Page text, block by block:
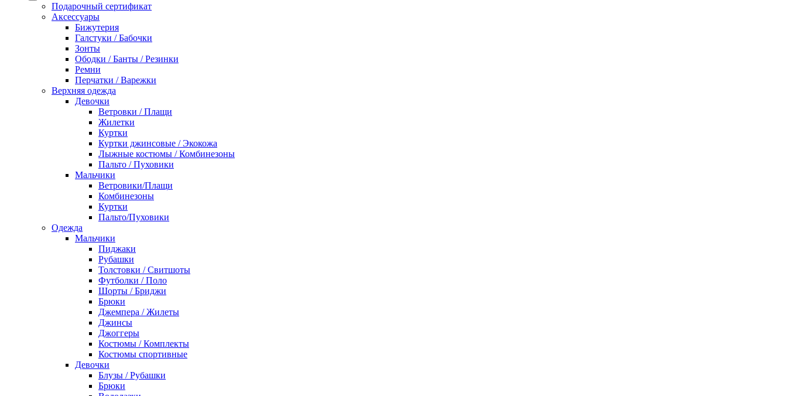
Подарочный сертификат
Аксессуары
Бижутерия
Галстуки / Бабочки
Зонты
Ободки / Банты / Резинки
Ремни
Перчатки / Варежки
Верхняя одежда
Девочки
Ветровки / Плащи
Жилетки
Куртки
Куртки джинсовые / Экокожа
Лыжные костюмы / Комбинезоны
Пальто / Пуховики
Мальчики
Ветровики/Плащи
Комбинезоны
Куртки
Пальто/Пуховики
Одежда
Мальчики
Пиджаки
Рубашки
Толстовки / Свитшоты
Футболки / Поло
Шорты / Бриджи
Брюки
Джемпера / Жилеты
Джинсы
Джоггеры
Костюмы / Комплекты
Костюмы спортивные
Девочки
Блузы / Рубашки
Брюки